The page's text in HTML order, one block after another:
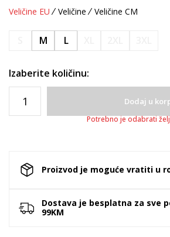
Veličine EU Veličine Veličine CM
M L
Izaberite količinu:
Dodaj u
Potrebno je odabrati
Proizvod je moguće vratiti u
Dostava je besplatna za sve
99KM